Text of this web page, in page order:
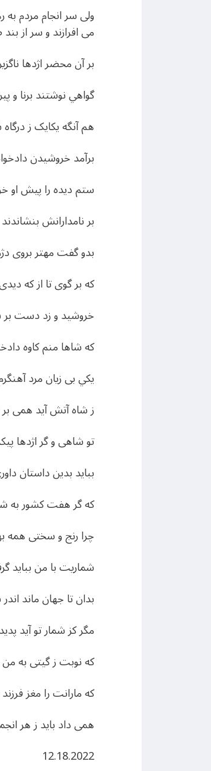
ولی سر انجام مردم
می افرازند و سر از
بر آن محضر اژدها
گواهي نوشتند برنا و
هم آنگه يکايک ز
برآمد خروشيدن
ستم ديده را پيش او
بر نامدارانش بنشاندند
بدو گفت مهتر بروی
که بر گوی تا از که
خروشيد و زد دست
که شاها منم کاوه
يکي بی زيان مرد
ز شاه آتش آيد همی
تو شاهی و گر اژدها
ببايد بدين داستان
که گر هفت کشور به
چرا رنج و سختی همه
شماريت با من ببايد
بدان تا جهان ماند
مگر کز شمار تو آيد پديد
که نوبت ز گيتی به
که مارانت را مغز
همی داد بايد ز هر
12.18.2022